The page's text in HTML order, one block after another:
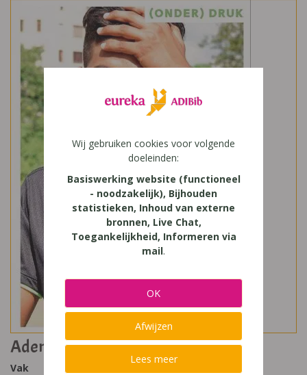
Adem 3 - (onder) druk
Vak
Wij gebruiken cookies voor volgende
doeleinden:
Basiswerking website (functioneel
- noodzakelijk), Bijhouden
statistieken, Inhoud van externe
bronnen, Live Chat,
Toegankelijkheid, Informeren via
mail.
OK
Afwijzen
Lees meer